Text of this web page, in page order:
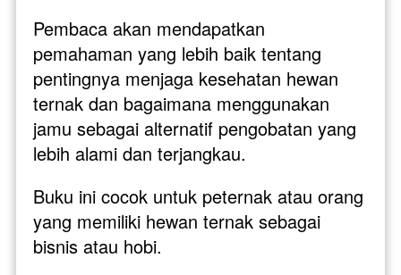
Pembaca akan mendapatkan
pemahaman yang lebih baik tentang
pentingnya menjaga kesehatan hewan
ternak dan bagaimana menggunakan
jamu sebagai alternatif pengobatan yang
lebih alami dan terjangkau.
Buku ini cocok untuk peternak atau orang
yang memiliki hewan ternak sebagai
bisnis atau hobi.